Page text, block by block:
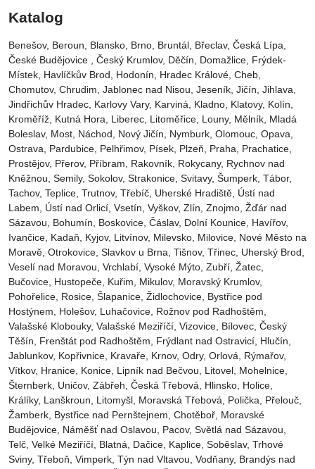
Katalog
Benešov, Beroun, Blansko, Brno, Bruntál, Břeclav, Česká Lípa‎,
České Budějovice‎ , Český Krumlov‎, Děčín‎, Domažlice‎, Frýdek-
Místek‎, Havlíčkův Brod‎, Hodonín, Hradec Králové‎, Cheb‎,
Chomutov‎, Chrudim‎, Jablonec nad Nisou‎, Jeseník‎, Jičín‎, Jihlava,
Jindřichův Hradec‎, Karlovy Vary‎, Karviná‎, Kladno‎, Klatovy‎, Kolín‎,
Kroměříž‎, Kutná Hora‎, Liberec‎, Litoměřice‎, Louny‎, Mělník‎, Mladá
Boleslav‎, Most‎, Náchod‎, Nový Jičín‎, Nymburk‎, Olomouc‎, Opava,
Ostrava‎, Pardubice‎, Pelhřimov‎, Písek‎‎, Plzeň‎‎‎, Praha‎, Prachatice‎,
Prostějov‎, Přerov‎, Příbram‎, Rakovník‎, Rokycany, Rychnov nad
Kněžnou, Semily‎, Sokolov‎, Strakonice, Svitavy, Šumperk, Tábor,
Tachov, Teplice, Trutnov‎, Třebíč, Uherské Hradiště, Ústí nad
Labem‎, Ústí nad Orlicí‎, Vsetín, Vyškov, Zlín, Znojmo, Žďár nad
Sázavou, Bohumín, Boskovice‎, Čáslav‎, Dolní Kounice‎, Havířov‎,
Ivančice‎, Kadaň, Kyjov, Litvínov‎, Milevsko‎, Milovice‎, Nové Město na
Moravě‎, Otrokovice‎‎, Slavkov u Brna‎, Tišnov‎, Třinec‎, Uherský Brod‎,
Veselí nad Moravou‎, Vrchlabí‎, Vysoké Mýto‎, Zubří‎, Žatec‎,
Bučovice, Hustopeče, Kuřim, Mikulov, Moravský Krumlov,
Pohořelice, Rosice, Šlapanice, Židlochovice, Bystřice pod
Hostýnem, Holešov, Luhačovice, Rožnov pod Radhoštěm,
Valašské Klobouky, Valašské Meziříčí, Vizovice, Bílovec, Český
Těšín, Frenštát pod Radhoštěm, Frýdlant nad Ostravicí, Hlučín,
Jablunkov, Kopřivnice, Kravaře, Krnov, Odry, Orlová, Rýmařov,
Vítkov, Hranice, Konice, Lipník nad Bečvou, Litovel, Mohelnice,
Šternberk, Uničov, Zábřeh, Česká Třebová, Hlinsko, Holice,
Králíky, Lanškroun, Litomyšl, Moravská Třebová, Polička, Přelouč,
Žamberk, Bystřice nad Pernštejnem, Chotěboř, Moravské
Budějovice, Náměšť nad Oslavou, Pacov, Světlá nad Sázavou,
Telč, Velké Meziříčí, Blatná, Dačice, Kaplice, Soběslav, Trhové
Sviny, Třeboň, Vimperk, Týn nad Vltavou, Vodňany, Brandýs nad